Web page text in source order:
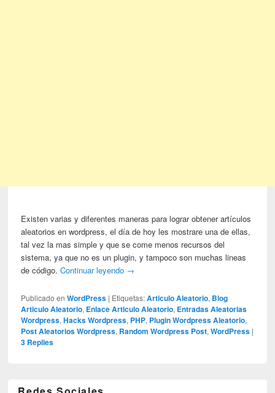
Existen varias y diferentes maneras para lograr obtener artículos
aleatorios en wordpress, el día de hoy les mostrare una de ellas,
tal vez la mas simple y que se come menos recursos del
sistema, ya que no es un plugin, y tampoco son muchas lineas
de código.Continuar leyendo →
Publicado en WordPress | Etiquetas: Articulo Aleatorio, Blog
Articulo Aleatorio, Enlace Articulo Aleatorio, Entradas Aleatorias
Wordpress,Hacks Wordpress, PHP, Plugin Wordpress Aleatorio,
Post Aleatorios Wordpress, Random Wordpress Post,WordPress |
3 Replies